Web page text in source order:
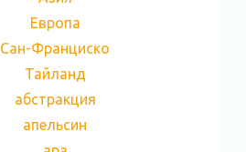
Европа
Сан-Франциско
Тайланд
абстракция
апельсин